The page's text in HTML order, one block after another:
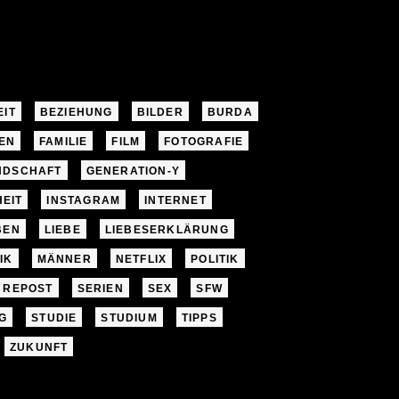
BEZIEHUNG BILDER BURDA
FAMILIE FILM FOTOGRAFIE
GENERATION-Y
INSTAGRAM INTERNET
LIEBE LIEBESERKLÄRUNG
MÄNNER NETFLIX POLITIK
REPOST SERIEN SEX SFW
STUDIE STUDIUM TIPPS
ZUKUNFT